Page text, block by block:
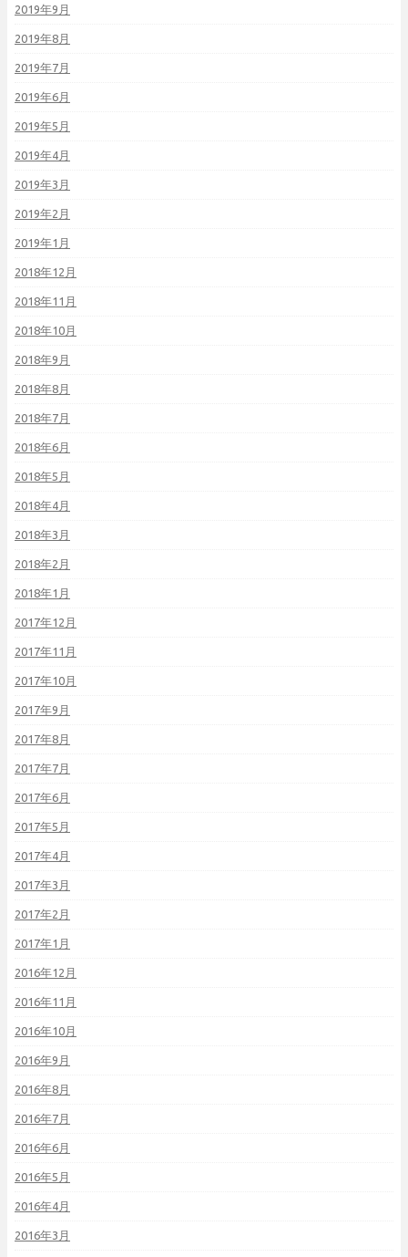
2019年9月
2019年8月
2019年7月
2019年6月
2019年5月
2019年4月
2019年3月
2019年2月
2019年1月
2018年12月
2018年11月
2018年10月
2018年9月
2018年8月
2018年7月
2018年6月
2018年5月
2018年4月
2018年3月
2018年2月
2018年1月
2017年12月
2017年11月
2017年10月
2017年9月
2017年8月
2017年7月
2017年6月
2017年5月
2017年4月
2017年3月
2017年2月
2017年1月
2016年12月
2016年11月
2016年10月
2016年9月
2016年8月
2016年7月
2016年6月
2016年5月
2016年4月
2016年3月